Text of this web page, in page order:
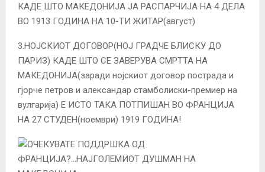
КАДЕ ШТО МАКЕДОНИЈА ЈА РАСПАРЧИЈА НА 4 ДЕЛА
ВО 1913 ГОДИНА НА 10-ТИ ЖИТАР(август)
3.НОЈСКИОТ ДОГОВОР(НОЈ ГРАДЧЕ БЛИСКУ ДО
ПАРИЗ) КАДЕ ШТО СЕ ЗАВЕРУВА СМРТТА НА
МАКЕДОНИЈА(заради нојскиот договор пострада и
гјорче петров и александар стамболиски-премиер на
вулгарија) Е ИСТО ТАКА ПОТПИШАН ВО ФРАНЦИЈА
НА 27 СТУДЕН(ноември) 1919 ГОДИНА!